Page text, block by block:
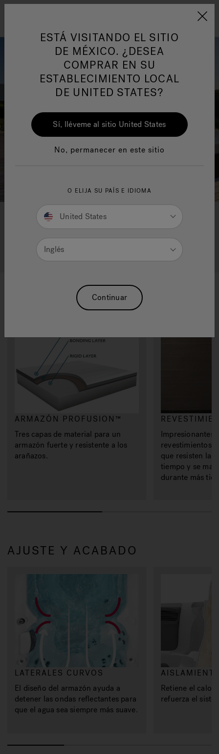
Jacuzzi&reg; Latin
Responsabilidad Social
HIDROMASAJE
SPAS DE NATACIÓN DE
CALIDAD
MATERIALES
ARMAZÓN PROFUSION™
Tres capas de material para un
armazón fuerte y resistente a los
arañazos.
Impresionantes
revestimientos
que resisten las
tiempo y se
durante más
AJUSTE Y ACABADO
LATERALES CURVOS
El diseño del armazón ayuda a
detener las ondas reflectantes para
que el agua sea siempre más suave.
Retiene el
refuerza el
ESTÁ VISITANDO EL SITIO
DE MÉXICO. ¿DESEA
COMPRAR EN SU
ESTABLECIMIENTO LOCAL
DE UNITED STATES?
Sí, lléveme al sitio United States
No, permanecer en este sitio
O ELIJA SU PAÍS E IDIOMA
United States
Inglés
Continuar